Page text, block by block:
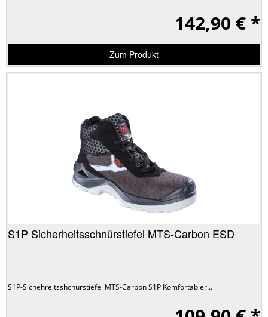
142,90 € *
Zum Produkt
S1P Sicherheitsschnürstiefel MTS-Carbon ESD
S1P-Sichehreitsshcnürstiefel MTS-Carbon S1P Komfortabler...